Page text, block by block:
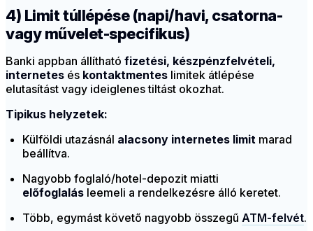
4) Limit túllépése (napi/havi, csatorna-
vagy művelet-specifikus)
Banki appban állítható fizetési, készpénzfelvételi,
internetes és kontaktmentes limitek átlépése
elutasítást vagy ideiglenes tiltást okozhat.
Tipikus helyzetek:
Külföldi utazásnál alacsony internetes limit marad
beállítva.
Nagyobb foglaló/hotel-depozit miatti
előfoglalás leemeli a rendelkezésre álló keretet.
Több, egymást követő nagyobb összegű ATM-felvét.